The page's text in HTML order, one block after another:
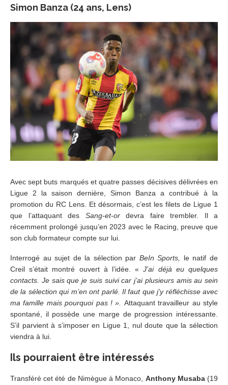
Simon Banza (24 ans, Lens)
Avec sept buts marqués et quatre passes décisives délivrées en
Ligue 2 la saison dernière, Simon Banza a contribué à la
promotion du RC Lens. Et désormais, c’est les filets de Ligue 1
que l’attaquant des Sang-et-ordevra faire trembler. Il a
récemment prolongé jusqu’en 2023 avec le Racing, preuve que
son club formateur compte sur lui.
Interrogé au sujet de la sélection par BeIn Sports, le natif de
Creil s’était montré ouvert à l’idée. «J’ai déjà eu quelques
contacts. Je sais que je suis suivi car j’ai plusieurs amis au sein
de la sélection qui m’en ont parlé. Il faut que j’y réfléchisse avec
ma famille mais pourquoi pas ! ». Attaquant travailleur au style
spontané, il possède une marge de progression intéressante.
S’il parvient à s’imposer en Ligue 1, nul doute que la sélection
viendra à lui.
Ils pourraient être intéressés
Transféré cet été de Nimègue à Monaco, Anthony Musaba(19